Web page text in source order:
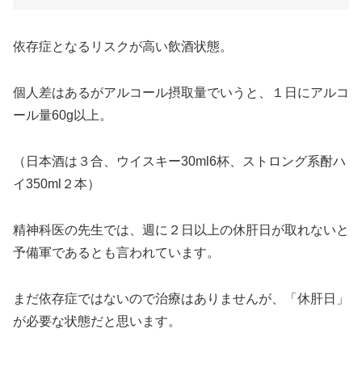
依存症となるリスクが高い飲酒状態。
個人差はあるがアルコール摂取量でいうと、１日にアルコ
ール量60g以上。
（日本酒は３合、ウイスキー30ml6杯、ストロング系酎ハ
イ350ml２本）
精神科医の先生では、週に２日以上の休肝日が取れないと
予備軍であるとも言われています。
まだ依存症ではないので治療はありませんが、「休肝日」
が必要な状態だと思います。